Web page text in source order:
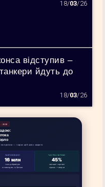
18/03/26
відступив –
йдуть до
18/03/26
2026
км протоки — і зараз цей шлях закрито
ЗАБЛОКОВАНО
16 млн
тонн добрив/рік
не виходять із Затоки
ЧАСТКА ЗАТОКИ
45%
світової торгівлі
сіркою — звідси